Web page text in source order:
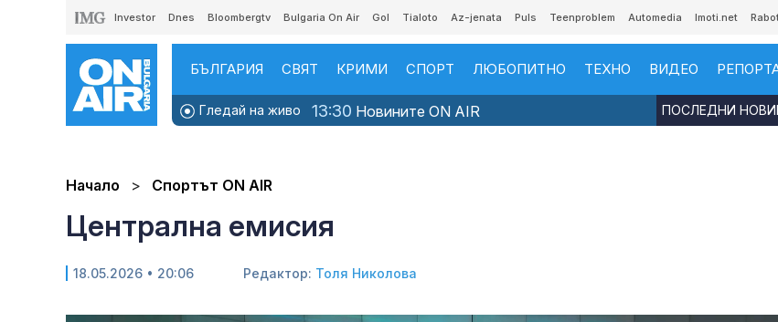
Investor Dnes Bloombergtv Bulgaria On Air Gol Tialoto Az-jenata Puls Teenproblem Automedia Imoti.net
БЪЛГАРИЯ СВЯТ КРИМИ СПОРТ ЛЮБОПИТНО ТЕХНО ВИДЕО
Гледай на живо 13:30 Новините ON AIR ПОСЛЕДНИ
Начало Спортът ON AIR
Централна емисия
18.05.2026 • 20:06 Редактор: Толя Николова